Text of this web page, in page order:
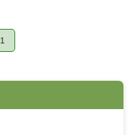
Page
1